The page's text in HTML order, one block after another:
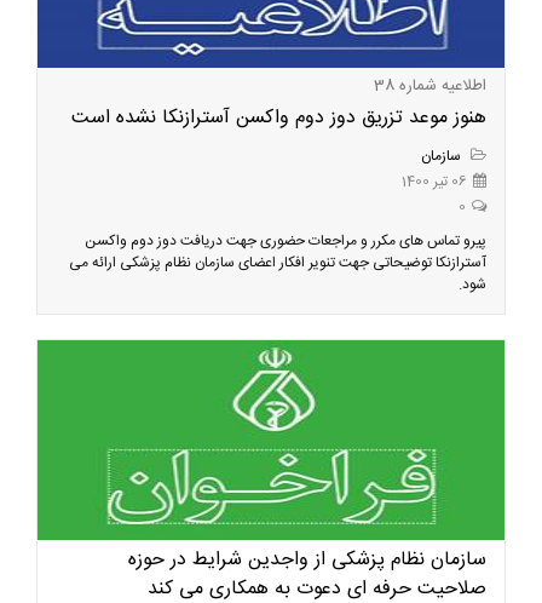
اطلاعیه شماره 38
هنوز موعد تزریق دوز دوم واکسن آسترازنکا نشده است
سازمان
06 تیر 1400
0
پیرو تماس های مکرر و مراجعات حضوری جهت دریافت دوز دوم واکسن
آسترازنکا توضیحاتی جهت تنویر افکار اعضای سازمان نظام پزشکی ارائه می
شود.
سازمان نظام پزشکی از واجدین شرایط در حوزه
صلاحیت حرفه ای دعوت به همکاری می کند